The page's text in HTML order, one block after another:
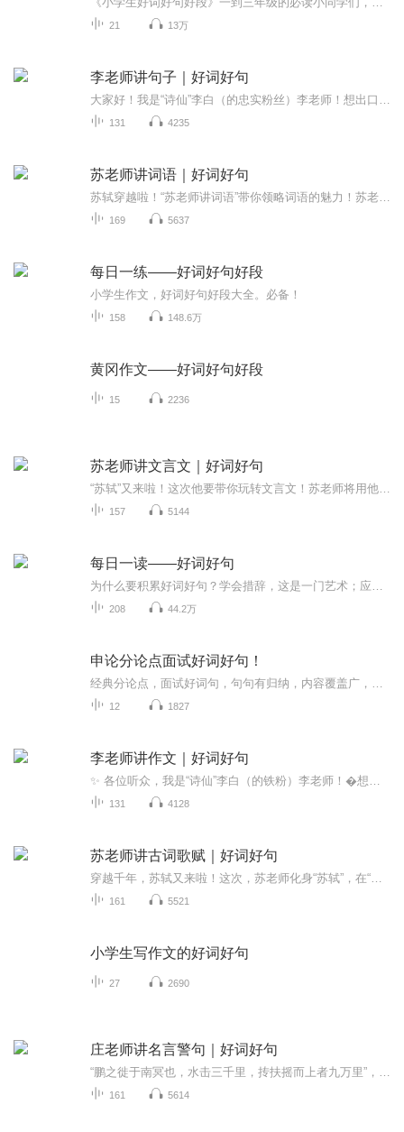
21 13万
李老师讲句子｜好词好句
131 4235
苏老师讲词语｜好词好句
169 5637
每日一练——好词好句好段
小学生作文，好词好句好段大全。必备！
158 148.6万
黄冈作文——好词好句好段
15 2236
苏老师讲文言文｜好词好句
157 5144
每日一读——好词好句
208 44.2万
申论分论点面试好词好句！
12 1827
李老师讲作文｜好词好句
131 4128
苏老师讲古词歌赋｜好词好句
161 5521
小学生写作文的好词好句
27 2690
庄老师讲名言警句｜好词好句
161 5614